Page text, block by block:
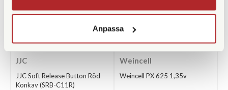
Anpassa
JJC
JJC Soft Release Button Röd
Konkav (SRB-C11R)
Weincell
Weincell PX 625 1,35v